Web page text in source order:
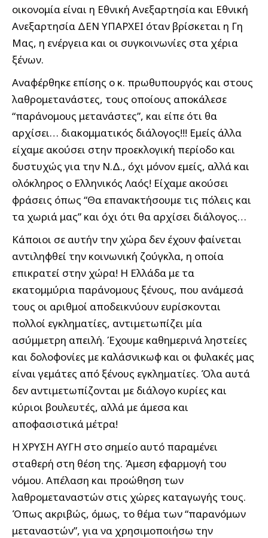
οικονομία είναι η Εθνική Ανεξαρτησία και Εθνική
Ανεξαρτησία ΔΕΝ ΥΠΑΡΧΕΙ όταν βρίσκεται η Γη
Μας, η ενέργεια και οι συγκοινωνίες στα χέρια
ξένων.
Αναφέρθηκε επίσης ο κ. πρωθυπουργός και στους
λαθρομετανάστες, τους οποίους αποκάλεσε
“παράνομους μετανάστες”, και είπε ότι θα
αρχίσει… διακομματικός διάλογος!!! Εμείς άλλα
είχαμε ακούσει στην προεκλογική περίοδο και
δυστυχώς για την Ν.Δ., όχι μόνον εμείς, αλλά και
ολόκληρος ο Ελληνικός Λαός! Είχαμε ακούσει
φράσεις όπως “Θα επανακτήσουμε τις πόλεις και
τα χωριά μας” και όχι ότι θα αρχίσει διάλογος…
Κάποιοι σε αυτήν την χώρα δεν έχουν φαίνεται
αντιληφθεί την κοινωνική ζούγκλα, η οποία
επικρατεί στην χώρα! Η Ελλάδα με τα
εκατομμύρια παράνομους ξένους, που ανάμεσά
τους οι αριθμοί αποδεικνύουν ευρίσκονται
πολλοί εγκληματίες, αντιμετωπίζει μία
ασύμμετρη απειλή. Έχουμε καθημερινά ληστείες
και δολοφονίες με καλάσνικωφ και οι φυλακές μας
είναι γεμάτες από ξένους εγκληματίες. Όλα αυτά
δεν αντιμετωπίζονται με διάλογο κυρίες και
κύριοι βουλευτές, αλλά με άμεσα και
αποφασιστικά μέτρα!
Η ΧΡΥΣΗ ΑΥΓΗ στο σημείο αυτό παραμένει
σταθερή στη θέση της. Άμεση εφαρμογή του
νόμου. Απέλαση και προώθηση των
λαθρομεταναστών στις χώρες καταγωγής τους.
Όπως ακριβώς, όμως, το θέμα των “παρανόμων
μεταναστών”, για να χρησιμοποιήσω την